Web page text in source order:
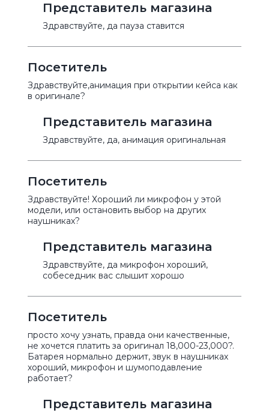
Представитель магазина
Здравствуйте, да пауза ставится
Посетитель
Здравствуйте,анимация при открытии кейса как
в оригинале?
Представитель магазина
Здравствуйте, да, анимация оригинальная
Посетитель
Здравствуйте! Хороший ли микрофон у этой
модели, или остановить выбор на других
наушниках?
Представитель магазина
Здравствуйте, да микрофон хороший,
собеседник вас слышит хорошо
Посетитель
просто хочу узнать, правда они качественные,
не хочется платить за оригинал 18,000-23,000?.
Батарея нормально держит, звук в наушниках
хороший, микрофон и шумоподавление
работает?
Представитель магазина